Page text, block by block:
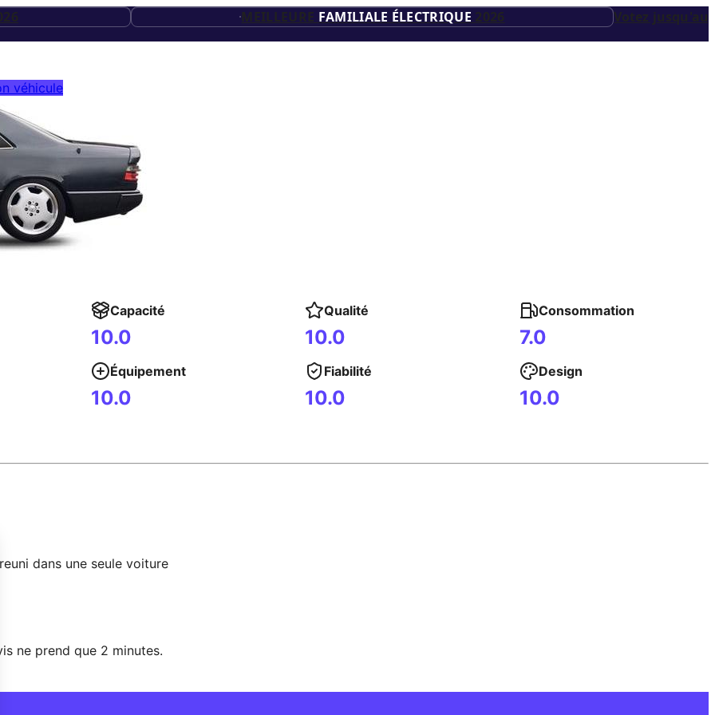
20
26
MEILLEURE FAMILIALE ÉLECTRIQUE 2026 Votez jusqu'au
véhicule
Capacité
10.0
Qualité
10.0
Consommation
7.0
Équipement
10.0
Fiabilité
10.0
Design
10.0
dans une seule voiture
ne prend que 2 minutes.